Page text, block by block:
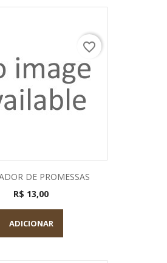
DE PROMESSAS
R$ 13,00
ADICIONAR
favorite_border